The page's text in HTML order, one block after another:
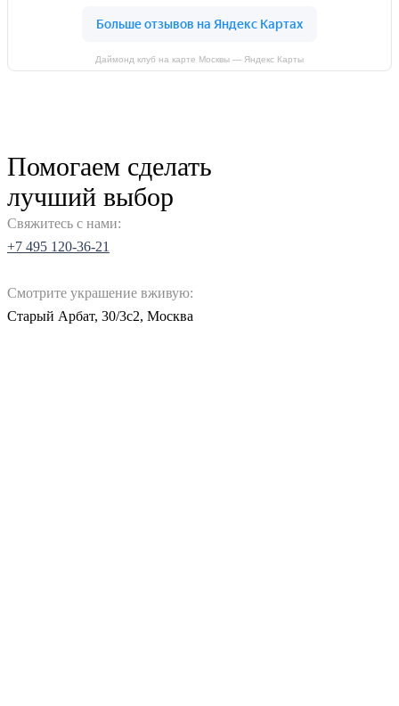
Даймонд клуб на карте Москвы — Яндекс Карты
Помогаем сделать
лучший выбор
Свяжитесь с нами:
+7 495 120-36-21
Смотрите украшение вживую:
Старый Арбат, 30/3с2, Москва